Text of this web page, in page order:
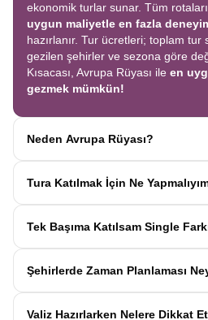
ekonomik turlar sunar. Tüm
uygun maliyetle en fazla
hazırlanır. Tur ücretleri; toplam tur
gezilen şehirler ve sezona göre
Kısacası, Avrupa Rüyası ile en
gezmek mümkün!
Neden Avrupa Rüyası?
ülkeyikeşfedin! Ekstra tur ücreti
ile Avrupa’yı
Tura Katılmak İçin Ne
seyahat sözleşmesinionaylayın.
Tek Başıma Katılsam Single
katıldığınızda1000 Euro’ya
Şehirlerde Zaman Planlaması
operasyon birimimiz tarafından
Valiz Hazırlarken Nelere Dikkat